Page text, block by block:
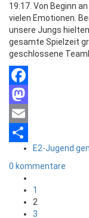
19:17. Von Beginn
vielen Emotionen.
unsere Jungs
gesamte Spielzeit
geschlossene
Facebook
Mastodon
Email
Teilen E2-Jugend
0 kommentare
1
2
3